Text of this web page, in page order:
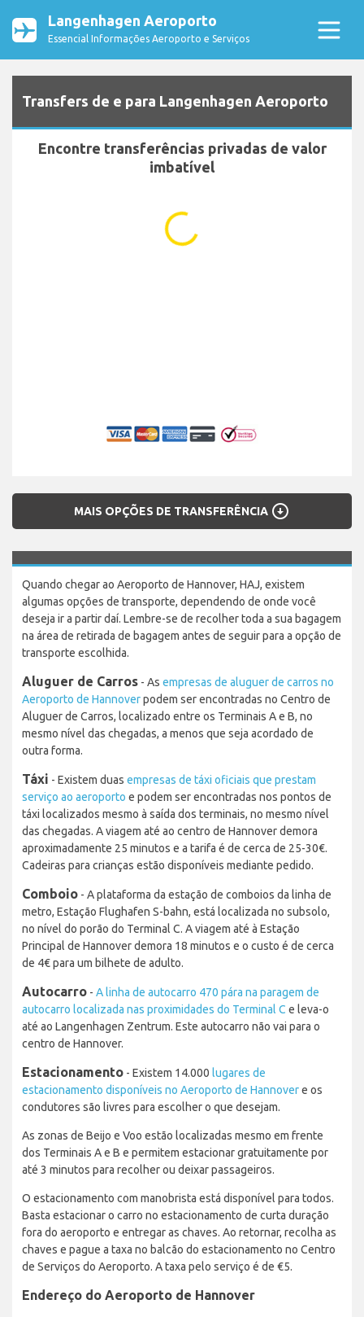
Langenhagen Aeroporto
Essencial Informações Aeroporto e Serviços
Transfers de e para Langenhagen Aeroporto
Encontre transferências privadas de valor
imbatível
...
MAIS OPÇÕES DE TRANSFERÊNCIA arrow_circle_down
Quando chegar ao Aeroporto de Hannover, HAJ, existem
algumas opções de transporte, dependendo de onde você
deseja ir a partir daí. Lembre-se de recolher toda a sua bagagem
na área de retirada de bagagem antes de seguir para a opção de
transporte escolhida.
Aluguer de Carros - As empresas de aluguer de carros no
Aeroporto de Hannoverpodem ser encontradas no Centro de
Aluguer de Carros, localizado entre os Terminais A e B, no
mesmo nível das chegadas, a menos que seja acordado de
outra forma.
Táxi - Existem duas empresas de táxi oficiais que prestam
serviço ao aeroporto e podem ser encontradas nos pontos de
táxi localizados mesmo à saída dos terminais, no mesmo nível
das chegadas. A viagem até ao centro de Hannover demora
aproximadamente 25 minutos e a tarifa é de cerca de 25-30€.
Cadeiras para crianças estão disponíveis mediante pedido.
Comboio - A plataforma da estação de comboios da linha de
metro, Estação Flughafen S-bahn, está localizada no subsolo,
no nível do porão do Terminal C. A viagem até à Estação
Principal de Hannover demora 18 minutos e o custo é de cerca
de 4€ para um bilhete de adulto.
Autocarro - A linha de autocarro 470 pára na paragem de
autocarro localizada nas proximidades do Terminal C e leva-o
até ao Langenhagen Zentrum. Este autocarro não vai para o
centro de Hannover.
Estacionamento - Existem 14.000 lugares de
estacionamento disponíveis no Aeroporto de Hannovere os
condutores são livres para escolher o que desejam.
As zonas de Beijo e Voo estão localizadas mesmo em frente
dos Terminais A e B e permitem estacionar gratuitamente por
até 3 minutos para recolher ou deixar passageiros.
O estacionamento com manobrista está disponível para todos.
Basta estacionar o carro no estacionamento de curta duração
fora do aeroporto e entregar as chaves. Ao retornar, recolha as
chaves e pague a taxa no balcão do estacionamento no Centro
de Serviços do Aeroporto. A taxa pelo serviço é de €5.
Endereço do Aeroporto de Hannover